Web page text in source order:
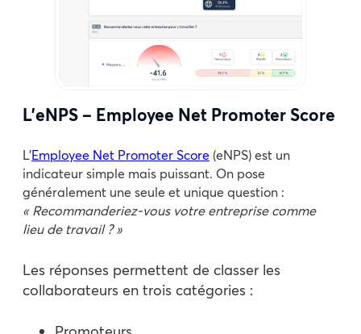
L’eNPS – Employee Net Promoter Score
L’Employee Net Promoter Score (eNPS) est un
indicateur simple mais puissant. On pose
généralement une seule et unique question :
« Recommanderiez-vous votre entreprise comme
lieu de travail ? »
Les réponses permettent de classer les
collaborateurs en trois catégories :